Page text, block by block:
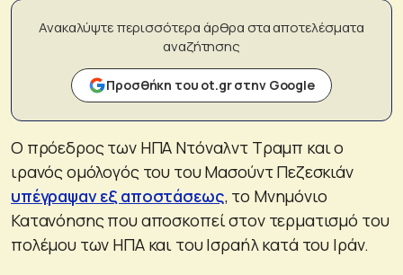
Ανακαλύψτε περισσότερα άρθρα στα αποτελέσματα
αναζήτησης
Προσθήκη του ot.gr στην Google
Ο πρόεδρος των ΗΠΑ Ντόναλντ Τραμπ και ο
ιρανός ομόλογός του του Μασούντ Πεζεσκιάν
υπέγραψαν εξ αποστάσεως, το Μνημόνιο
Κατανόησης που αποσκοπεί στον τερματισμό του
πολέμου των ΗΠΑ και του Ισραήλ κατά του Ιράν.